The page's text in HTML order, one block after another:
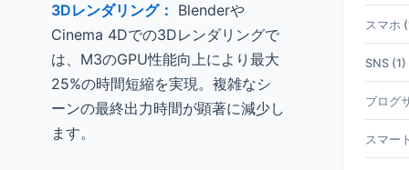
3Dレンダリング： Blenderや
Cinema 4Dでの3Dレンダリングで
は、M3のGPU性能向上により最大
25%の時間短縮を実現。複雑なシ
ーンの最終出力時間が顕著に減少し
ます。
スマホ
SNS (1)
ブログ
スマー